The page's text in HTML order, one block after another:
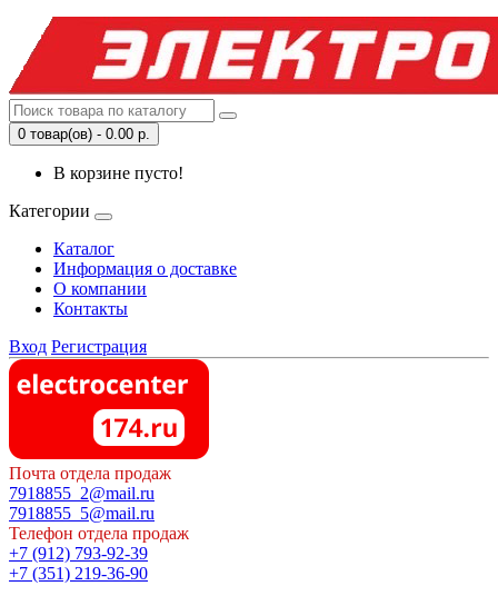
0 товар(ов) - 0.00 р.
В корзине пусто!
Категории
Каталог
Информация о доставке
О компании
Контакты
Вход Регистрация
Почта отдела продаж
7918855_2@mail.ru
7918855_5@mail.ru
Телефон отдела продаж
+7 (912) 793-92-39
+7 (351) 219-36-90